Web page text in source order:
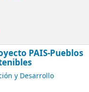
PAIS-Pueblos
y Desarrollo